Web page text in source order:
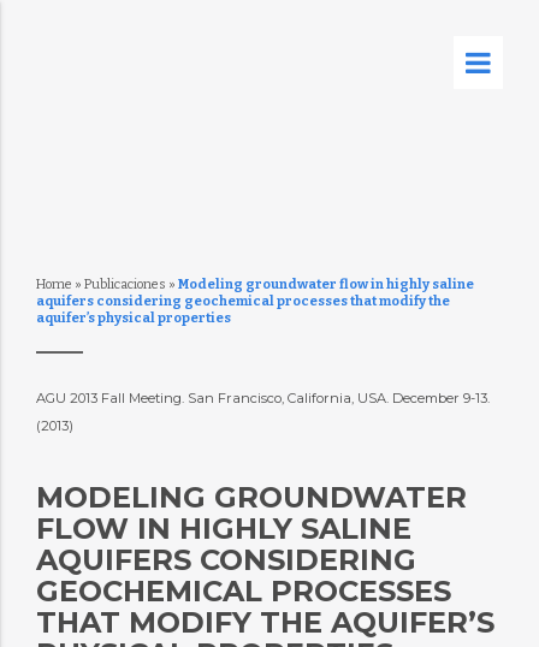
Home » Publicaciones » Modeling groundwater flow in highly saline
aquifers considering geochemical processes that modify the
aquifer’s physical properties
AGU 2013 Fall Meeting. San Francisco, California, USA. December 9-13.
(2013)
MODELING GROUNDWATER
FLOW IN HIGHLY SALINE
AQUIFERS CONSIDERING
GEOCHEMICAL PROCESSES
THAT MODIFY THE AQUIFER’S